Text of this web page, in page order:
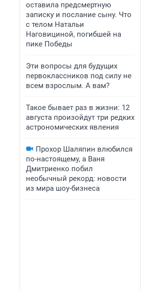
оставила предсмертную
записку и послание сыну. Что
с телом Натальи
Наговициной, погибшей на
пике Победы
Эти вопросы для будущих
первоклассников под силу не
всем взрослым. А вам?
Такое бывает раз в жизни: 12
августа произойдут три редких
астрономических явления
Прохор Шаляпин влюбился
по-настоящему, а Ваня
Дмитриенко побил
необычный рекорд: новости
из мира шоу-бизнеса